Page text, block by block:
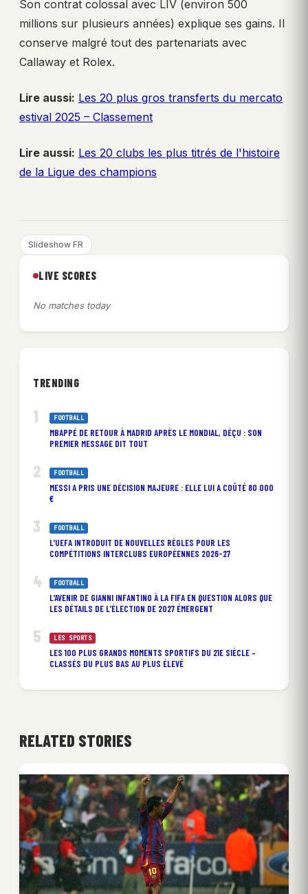
Son contrat colossal avec LIV (environ 500
millions sur plusieurs années) explique ses gains. Il
conserve malgré tout des partenariats avec
Callaway et Rolex.
Lire aussi: Les 20 plus gros transferts du mercato
estival 2025 – Classement
Lire aussi: Les 20 clubs les plus titrés de l'histoire
de la Ligue des champions
Slideshow FR
LIVE SCORES
No matches today
TRENDING
FOOTBALL
MBAPPÉ DE RETOUR À MADRID APRÈS LE MONDIAL, DÉÇU : SON
PREMIER MESSAGE DIT TOUT
FOOTBALL
MESSI A PRIS UNE DÉCISION MAJEURE : ELLE LUI A COÛTÉ 80 000
€
FOOTBALL
L’UEFA INTRODUIT DE NOUVELLES RÈGLES POUR LES
COMPÉTITIONS INTERCLUBS EUROPÉENNES 2026-27
FOOTBALL
L’AVENIR DE GIANNI INFANTINO À LA FIFA EN QUESTION ALORS QUE
LES DÉTAILS DE L’ÉLECTION DE 2027 ÉMERGENT
LES SPORTS
LES 100 PLUS GRANDS MOMENTS SPORTIFS DU 21E SIÈCLE –
CLASSÉS DU PLUS BAS AU PLUS ÉLEVÉ
RELATED STORIES